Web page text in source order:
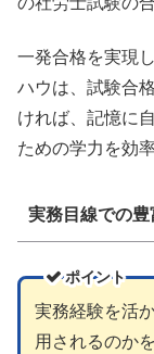
一発合格を実現
ハウは、試験合
ければ、記憶に
ための学力を効
実務目線での豊
ポイント
実務経験を活
用されるのか